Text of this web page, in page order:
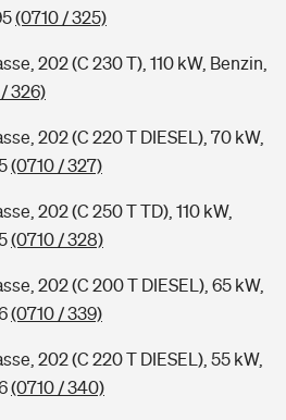
(0710 / 325)
202 (C 230 T), 110 kW, Benzin,
326)
202 (C 220 T DIESEL), 70 kW,
(0710 / 327)
202 (C 250 T TD), 110 kW,
(0710 / 328)
202 (C 200 T DIESEL), 65 kW,
(0710 / 339)
202 (C 220 T DIESEL), 55 kW,
(0710 / 340)